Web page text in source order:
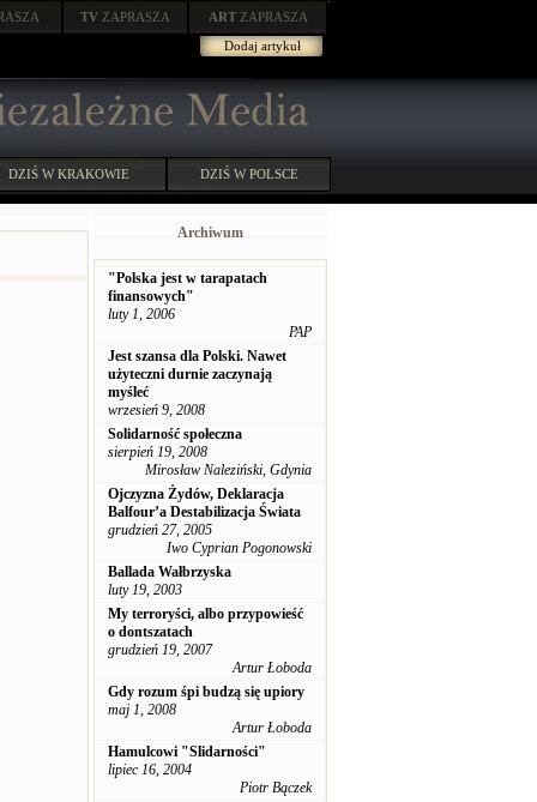
TV ZAPRASZA ART ZAPRASZA
Dodaj artykuł
DZIŚ W KRAKOWIE DZIŚ W POLSCE
Archiwum
"Polska jest w tarapatach
finansowych"
luty 1, 2006
PAP
Jest szansa dla Polski. Nawet
użyteczni durnie zaczynają
myśleć
wrzesień 9, 2008
Solidarność społeczna
sierpień 19, 2008
Mirosław Naleziński, Gdynia
Ojczyzna Żydów, Deklaracja
Balfour’a Destabilizacja Świata
grudzień 27, 2005
Iwo Cyprian Pogonowski
Ballada Wałbrzyska
luty 19, 2003
My terroryści, albo przypowieść
o dontszatach
grudzień 19, 2007
Artur Łoboda
Gdy rozum śpi budzą się upiory
maj 1, 2008
Artur Łoboda
Hamulcowi "Slidarności"
lipiec 16, 2004
Piotr Bączek